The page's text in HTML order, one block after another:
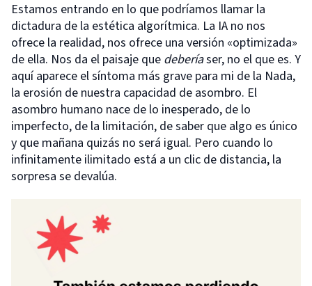
Estamos entrando en lo que podríamos llamar la
dictadura de la estética algorítmica. La IA no nos
ofrece la realidad, nos ofrece una versión «optimizada»
de ella. Nos da el paisaje que deberíaser, no el que es. Y
aquí aparece el síntoma más grave para mi de la Nada,
la erosión de nuestra capacidad de asombro. El
asombro humano nace de lo inesperado, de lo
imperfecto, de la limitación, de saber que algo es único
y que mañana quizás no será igual. Pero cuando lo
infinitamente ilimitado está a un clic de distancia, la
sorpresa se devalúa.